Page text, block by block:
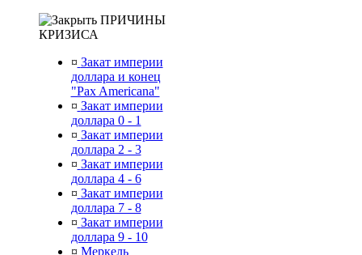
ПРИЧИНЫ
КРИЗИСА
¤ Закат империи
доллара и конец
"Pax Americana"
¤ Закат империи
доллара 0 - 1
¤ Закат империи
доллара 2 - 3
¤ Закат империи
доллара 4 - 6
¤ Закат империи
доллара 7 - 8
¤ Закат империи
доллара 9 - 10
¤ Меркель